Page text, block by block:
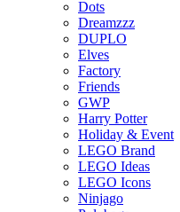
Dots
Dreamzzz
DUPLO
Elves
Factory
Friends
GWP
Harry Potter
Holiday & Event
LEGO Brand
LEGO Ideas
LEGO Icons
Ninjago